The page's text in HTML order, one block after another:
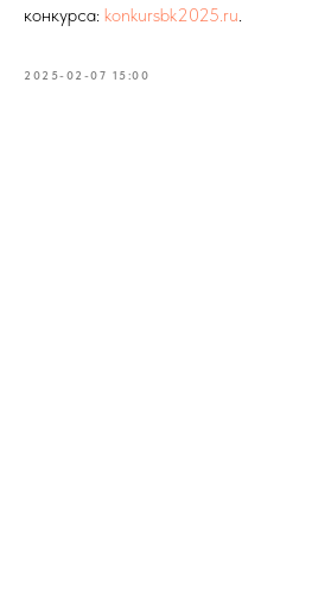
конкурса: konkursbk2025.ru
2025-02-07 15:00